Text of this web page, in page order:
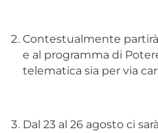
Contestualmente
e al programma di
telematica sia per via
Dal 23 al 26 agosto ci